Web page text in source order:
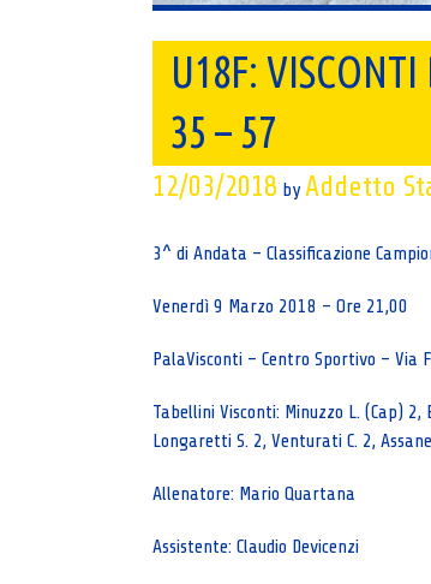
U18F:
35 – 57
12/03/2018 by Addetto
3^ di Andata – Classificazione
Venerdì 9 Marzo 2018 – Ore 21,00
PalaVisconti – Centro Sportivo – Via
Tabellini Visconti: Minuzzo L. (Cap)
Longaretti S. 2, Venturati C. 2,
Allenatore: Mario Quartana
Assistente: Claudio Devicenzi